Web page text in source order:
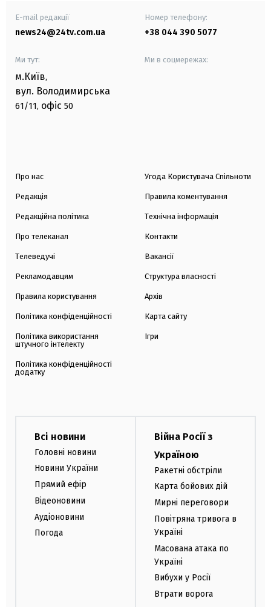
E-mail редакції
news24@24tv.com.ua
Номер телефону:
+38 044 390 5077
Ми тут:
м.Київ,
вул. Володимирська
61/11, офіс 50
Ми в соцмережах:
Про нас
Редакція
Редакційна політика
Про телеканал
Телеведучі
Рекламодавцям
Правила користування
Політика конфіденційності
Політика використання
штучного інтелекту
Політика конфіденційності
додатку
Угода Користувача Спільноти
Правила коментування
Технічна інформація
Контакти
Вакансії
Структура власності
Архів
Карта сайту
Ігри
Всі новини
Головні новини
Новини України
Прямий ефір
Відеоновини
Аудіоновини
Погода
Війна Росії з
Україною
Ракетні обстріли
Карта бойових дій
Мирні переговори
Повітряна тривога в
Україні
Масована атака по
Україні
Вибухи у Росії
Втрати ворога